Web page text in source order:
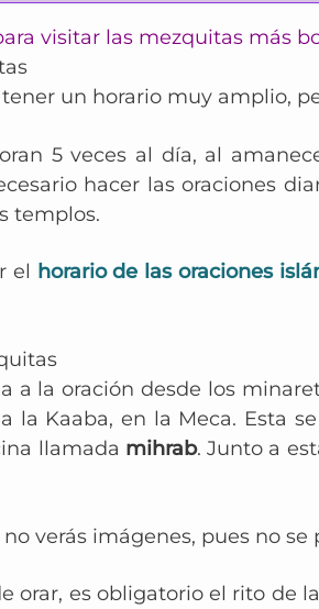
visitar las mezquitas más
un horario muy amplio,
5 veces al día, al
hacer las oraciones
templos.
el horario de las oraciones
a la oración desde los
la Kaaba, en la Meca. Esta
llamada mihrab. Junto a
verás imágenes, pues no
orar, es obligatorio el rito de